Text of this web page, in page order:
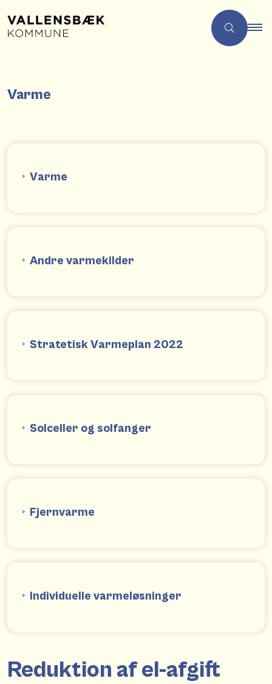
Varme
Varme
Andre varmekilder
Stratetisk Varmeplan 2022
Solceller og solfanger
Fjernvarme
Individuelle varmeløsninger
Reduktion af el-afgift